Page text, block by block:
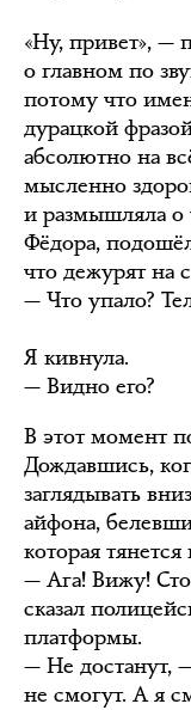
«Ну, привет», —
о главном по
потому что
дурацкой
абсолютно на
мысленно
и размышляла о
Фёдора,
что дежурят на
— Что упало?
Я кивнула.
— Видно его?
В этот момент
Дождавшись,
заглядывать
айфона,
которая
— Ага! Вижу!
сказал
платформы.
— Не достанут,
не смогут. А я